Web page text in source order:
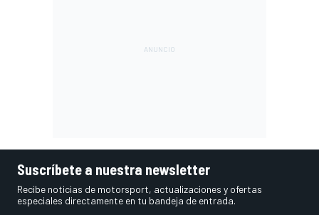
Suscríbete a nuestra newsletter
Recibe noticias de motorsport, actualizaciones y ofertas
especiales directamente en tu bandeja de entrada.